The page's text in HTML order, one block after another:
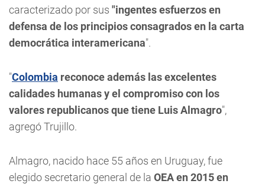
caracterizado por sus "ingentes esfuerzos en
defensa de los principios consagrados en la carta
democrática interamericana".
"Colombia reconoce además las excelentes
calidades humanas y el compromiso con los
valores republicanos que tiene Luis Almagro",
agregó Trujillo.
Almagro, nacido hace 55 años en Uruguay, fue
elegido secretario general de la OEA en 2015 en